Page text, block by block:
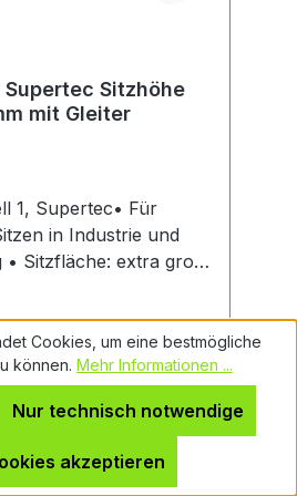
Sitzhöhe
mit Gleiter
1, Supertec• Für
in Industrie und
und platzsparend •
durch
der
und
zzgl. Versandkosten
Cookies, um eine bestmögliche
können. Mehr Informationen ...
Nur technisch notwendige
akzeptieren